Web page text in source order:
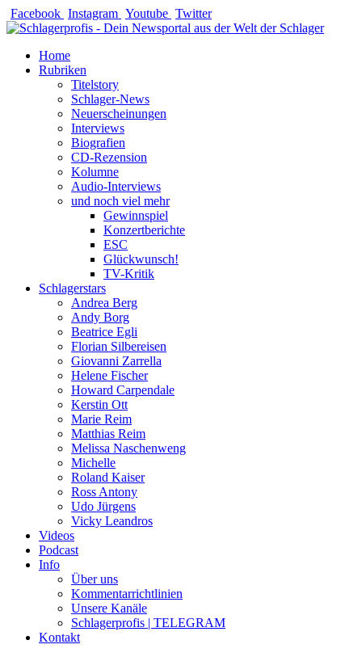
Zum
Inhalt
Facebook Instagram Youtube Twitter
Home
Rubriken
Titelstory
Schlager-News
Neuerscheinungen
Interviews
Biografien
CD-Rezension
Kolumne
Audio-Interviews
und noch viel mehr
Gewinnspiel
Konzertberichte
ESC
Glückwunsch!
TV-Kritik
Schlagerstars
Andrea Berg
Andy Borg
Beatrice Egli
Florian Silbereisen
Giovanni Zarrella
Helene Fischer
Howard Carpendale
Kerstin Ott
Marie Reim
Matthias Reim
Melissa Naschenweng
Michelle
Roland Kaiser
Ross Antony
Udo Jürgens
Vicky Leandros
Videos
Podcast
Info
Über uns
Kommentarrichtlinien
Unsere Kanäle
Schlagerprofis | TELEGRAM
Kontakt